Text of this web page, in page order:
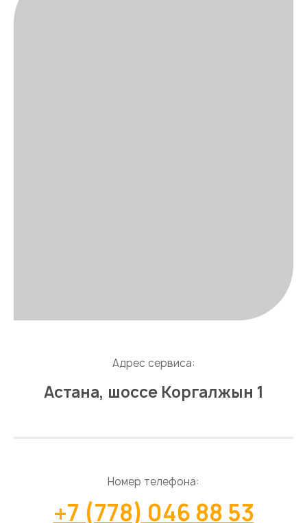
Адрес сервиса:
Астана, шоссе Коргалжын 1
Номер телефона:
+7 (778) 046 88 53